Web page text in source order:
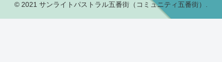
© 2021 サンライトパストラル五番街（コミュニティ五番街）.